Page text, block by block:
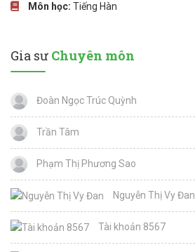
Môn học: Tiếng Hàn
Gia sư Chuyên môn
Đoàn Ngọc Trúc Quỳnh
Trần Tâm
Phạm Thị Phương Sao
Nguyễn Thị Vy Đan
Tài khoản 8567